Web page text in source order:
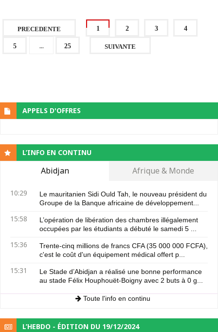
PRECEDENTE 1 2 3 4
5 ... 25 SUIVANTE
APPELS D'OFFRES
L’INFO EN CONTINU
Abidjan Afrique & Monde
10:29
Le mauritanien Sidi Ould Tah, le nouveau président du
Groupe de la Banque africaine de développement...
15:58
L’opération de libération des chambres illégalement
occupées par les étudiants a débuté le samedi 5 ...
15:36
Trente-cinq millions de francs CFA (35 000 000 FCFA),
c'est le coût d'un équipement médical offert p...
15:31
Le Stade d’Abidjan a réalisé une bonne performance
au stade Félix Houphouët-Boigny avec 2 buts à 0 g...
Toute l'info en continu
L’HEBDO - ÉDITION DU 19/12/2024